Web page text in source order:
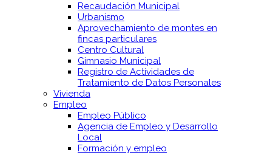
Recaudación Municipal
Urbanismo
Aprovechamiento de montes en
fincas particulares
Centro Cultural
Gimnasio Municipal
Registro de Actividades de
Tratamiento de Datos Personales
Vivienda
Empleo
Empleo Público
Agencia de Empleo y Desarrollo
Local
Formación y empleo